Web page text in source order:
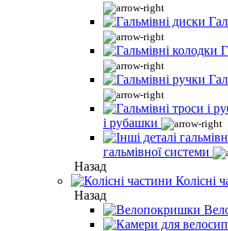
і рубашки
гальмівної системи
Назад
Колісні
Назад